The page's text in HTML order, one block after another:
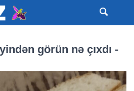
görün nə çıxdı -